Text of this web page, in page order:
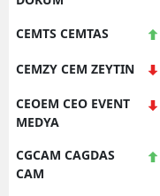
CEMTS CEMTAS
CEMZY CEM ZEYTIN
CEOEM CEO EVENT
MEDYA
CGCAM CAGDAS
CAM